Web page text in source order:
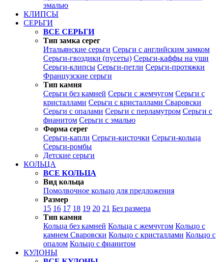
эмалью
КЛИПСЫ
СЕРЬГИ
ВСЕ СЕРЬГИ
Тип замка серег
Итальянские серьги Серьги с английским замком
Серьги-гвоздики (пусеты) Серьги-каффы на уши
Серьги-клипсы Серьги-петли Серьги-протяжки
Французские серьги
Тип камня
Серьги без камней Серьги с жемчугом Серьги с
кристаллами Серьги с кристаллами Сваровски
Серьги с опалами Серьги с перламутром Серьги с
фианитом Серьги с эмалью
Форма серег
Серьги-капли Серьги-кисточки Серьги-кольца
Серьги-ромбы
Детские серьги
КОЛЬЦА
ВСЕ КОЛЬЦА
Вид кольца
Помолвочное кольцо для предложения
Размер
15 16 17 18 19 20 21 Без размера
Тип камня
Кольца без камней Кольца с жемчугом Кольцо с
камнем Сваровски Кольцо с кристаллами Кольцо с
опалом Кольцо с фианитом
КУЛОНЫ